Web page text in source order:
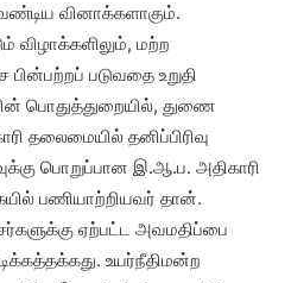
வினாக்களாகும்.
விழாக்களிலும், மற்ற
பின்பற்றப் படுவதை உறுதி
பொதுத்துறையில், துணை
தலைமையில் தனிப்பிரிவு
பொறுப்பான இ.ஆ.ப. அதிகாரி
பணியாற்றியவர் தான்.
ஏற்பட்ட அவமதிப்பை
உயர்நீதிமன்ற